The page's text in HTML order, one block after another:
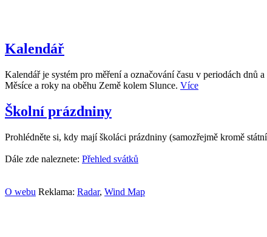
Kalendář
Kalendář je systém pro měření a označování času v periodách dnů
Měsíce a roky na oběhu Země kolem Slunce. Více
Školní prázdniny
Prohlédněte si, kdy mají školáci prázdniny (samozřejmě kromě
Dále zde naleznete: Přehled svátků
O webu Reklama: Radar, Wind Map